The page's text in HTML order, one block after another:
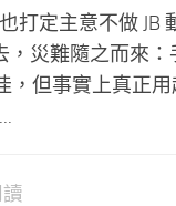
打定主意不做 JB
，災難隨之而來
但事實上真正
讀